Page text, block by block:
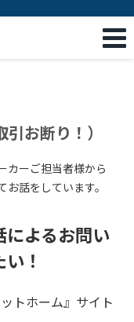
お断り！）
カーご担当者様から
話をしています。
よるお問い
！
トホーム』サイト